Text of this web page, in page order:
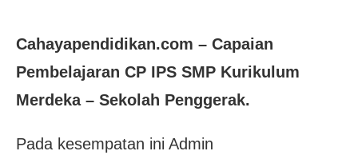
Cahayapendidikan.com – Capaian
Pembelajaran CP IPS SMP Kurikulum
Merdeka – Sekolah Penggerak.
Pada kesempatan ini Admin